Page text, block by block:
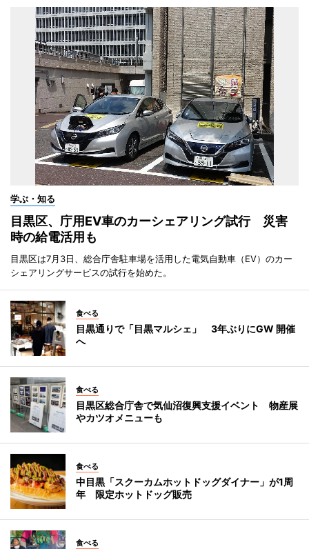
学ぶ・知る
目黒区、庁用EV車のカーシェアリング試行 災害
時の給電活用も
目黒区は7月3日、総合庁舎駐車場を活用した電気自動車（EV）のカー
シェアリングサービスの試行を始めた。
食べる
目黒通りで「目黒マルシェ」 3年ぶりにGW 開催
へ
食べる
目黒区総合庁舎で気仙沼復興支援イベント 物産展
やカツオメニューも
食べる
中目黒「スクーカムホットドッグダイナー」が1周
年 限定ホットドッグ販売
食べる